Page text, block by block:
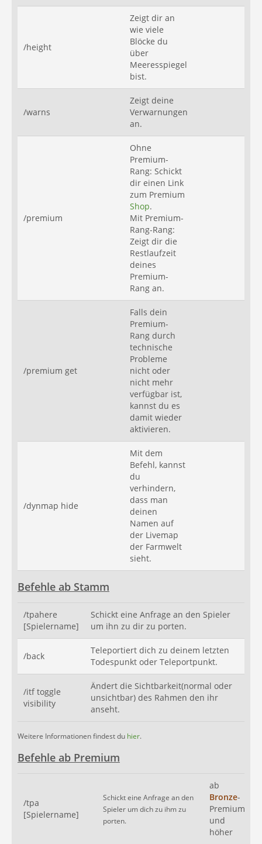
/height
Zeigt dir an
wie viele
Blöcke du
über
Meeresspiegel
bist.
/warns
Zeigt deine
Verwarnungen
an.
/premium
Ohne
Premium-
Rang: Schickt
dir einen Link
zum Premium
Shop.
Mit Premium-
Rang-Rang:
Zeigt dir die
Restlaufzeit
deines
Premium-
Rang an.
/premium get
Falls dein
Premium-
Rang durch
technische
Probleme
nicht oder
nicht mehr
verfügbar ist,
kannst du es
damit wieder
aktivieren.
/dynmap hide
Mit dem
Befehl, kannst
du
verhindern,
dass man
deinen
Namen auf
der Livemap
der Farmwelt
sieht.
Befehle ab Stamm
/tpahere
[Spielername]
Schickt eine Anfrage an den Spieler
um ihn zu dir zu porten.
/back
Teleportiert dich zu deinem letzten
Todespunkt oder Teleportpunkt.
/itf toggle
visibility
Ändert die Sichtbarkeit(normal oder
unsichtbar) des Rahmen den ihr
anseht.
Weitere Informationen findest du hier.
Befehle ab Premium
/tpa
[Spielername]
Schickt eine Anfrage an den
Spieler um dich zu ihm zu
porten.
ab
Bronze-
Premium
und
höher